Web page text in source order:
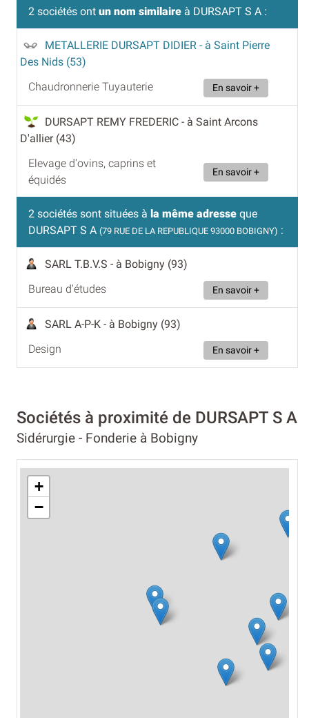
2 sociétés ont un nom similaire à DURSAPT S A :
METALLERIE DURSAPT DIDIER - à Saint Pierre
Des Nids (53)
Chaudronnerie Tuyauterie
En savoir +
DURSAPT REMY FREDERIC - à Saint Arcons
D'allier (43)
Elevage d'ovins, caprins et
équidés
En savoir +
2 sociétés sont situées à la même adresse que
DURSAPT S A (79 RUE DE LA REPUBLIQUE 93000 BOBIGNY) :
SARL T.B.V.S - à Bobigny (93)
Bureau d'études
En savoir +
SARL A-P-K - à Bobigny (93)
Design
En savoir +
Sociétés à proximité de DURSAPT S A
Sidérurgie - Fonderie à Bobigny
+
−